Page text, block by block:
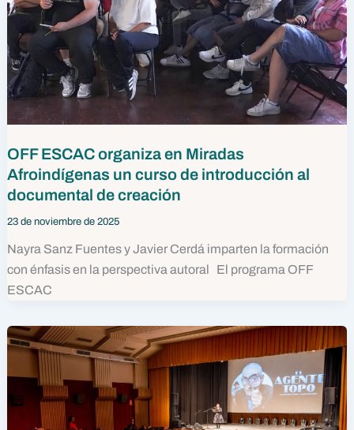
OFF ESCAC organiza en Miradas
Afroindígenas un curso de introducción al
documental de creación
23 de noviembre de 2025
Nayra Sanz Fuentes y Javier Cerdá imparten la formación
con énfasis en la perspectiva autoral El programa OFF
ESCAC